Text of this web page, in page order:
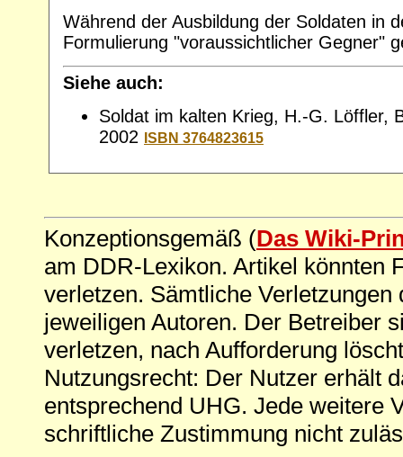
Während der Ausbildung der Soldaten in
Formulierung "voraussichtlicher Gegner"
Siehe auch:
Soldat im kalten Krieg, H.-G. Löffler,
2002
ISBN 3764823615
Konzeptionsgemäß (Das Wiki-
am DDR-Lexikon. Artikel könnten
verletzen. Sämtliche
jeweiligen Autoren. Der Betreiber
verletzen, nach Aufforderung
Nutzungsrecht: Der Nutzer erhält
entsprechend UHG. Jede weitere
schriftliche Zustimmung nicht